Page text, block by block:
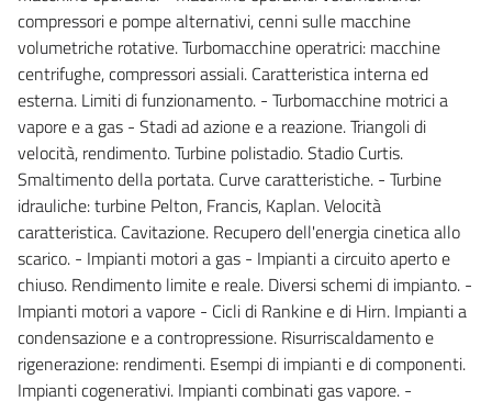
compressori e pompe alternativi, cenni sulle macchine
volumetriche rotative. Turbomacchine operatrici: macchine
centrifughe, compressori assiali. Caratteristica interna ed
esterna. Limiti di funzionamento. - Turbomacchine motrici a
vapore e a gas - Stadi ad azione e a reazione. Triangoli di
velocità, rendimento. Turbine polistadio. Stadio Curtis.
Smaltimento della portata. Curve caratteristiche. - Turbine
idrauliche: turbine Pelton, Francis, Kaplan. Velocità
caratteristica. Cavitazione. Recupero dell'energia cinetica allo
scarico. - Impianti motori a gas - Impianti a circuito aperto e
chiuso. Rendimento limite e reale. Diversi schemi di impianto. -
Impianti motori a vapore - Cicli di Rankine e di Hirn. Impianti a
condensazione e a contropressione. Risurriscaldamento e
rigenerazione: rendimenti. Esempi di impianti e di componenti.
Impianti cogenerativi. Impianti combinati gas vapore. -